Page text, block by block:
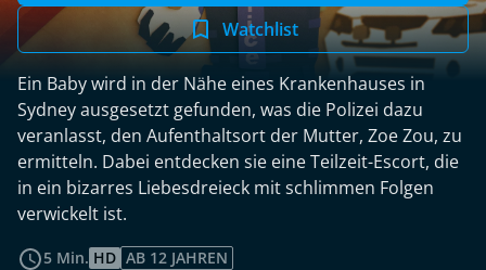
Watchlist
Ein Baby wird in der Nähe eines Krankenhauses in
Sydney ausgesetzt gefunden, was die Polizei dazu
veranlasst, den Aufenthaltsort der Mutter, Zoe Zou, zu
ermitteln. Dabei entdecken sie eine Teilzeit-Escort, die
in ein bizarres Liebesdreieck mit schlimmen Folgen
verwickelt ist.
5 Min. HD AB 12 JAHREN